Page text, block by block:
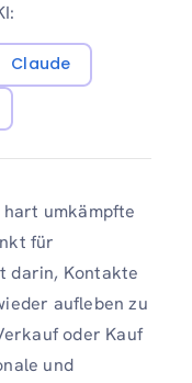
Claude
umkämpfte
für
darin, Kontakte
aufleben zu
oder Kauf
und